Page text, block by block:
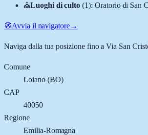
⛪Luoghi di culto (1): Oratorio di San
🧭Avvia il navigatore→
Naviga dalla tua posizione fino aVia San
Comune
Loiano(BO)
CAP
40050
Regione
Emilia-Romagna